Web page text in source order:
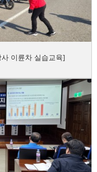
이륜차 실습교육]